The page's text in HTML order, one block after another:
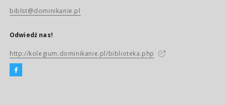
biblst@dominikanie.pl
Odwiedź nas!
http://kolegium.dominikanie.pl/biblioteka.php